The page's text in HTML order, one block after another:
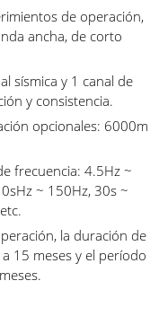
de operación,
ancha, de corto
sísmica y 1 canal de
y consistencia.
opcionales: 6000m,
frecuencia: 4.5Hz ~
~ 150Hz, 30s ~
la duración de
15 meses y el período